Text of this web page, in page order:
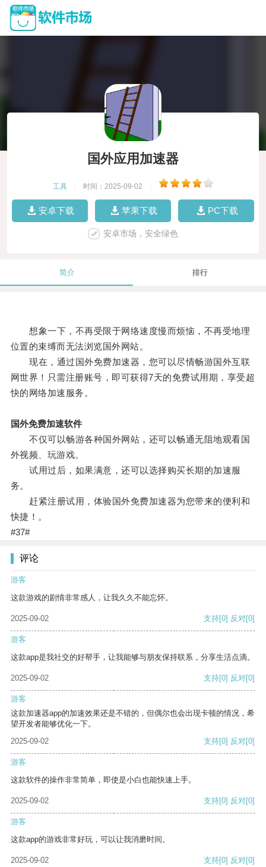
国外应用加速器
工具 时间：2025-09-02
安卓下载 苹果下载 PC下载
安卓市场，安全绿色
简介 排行
想象一下，不再受限于网络速度慢而烦恼，不再受地理
位置的束缚而无法浏览国外网站。
现在，通过国外免费加速器，您可以尽情畅游国外互联
网世界！只需注册账号，即可获得7天的免费试用期，享受超
快的网络加速服务。
国外免费加速软件
不仅可以畅游各种国外网站，还可以畅通无阻地观看国
外视频、玩游戏。
试用过后，如果满意，还可以选择购买长期的加速服
务。
赶紧注册试用，体验国外免费加速器为您带来的便利和
快捷！。
#37#
评论
游客
这款游戏的剧情非常感人，让我久久不能忘怀。
2025-09-02 支持[0] 反对[0]
游客
这款app是我社交的好帮手，让我能够与朋友保持联系，分享生活点滴。
2025-09-02 支持[0] 反对[0]
游客
这款加速器app的加速效果还是不错的，但偶尔也会出现卡顿的情况，希
望开发者能够优化一下。
2025-09-02
支持[0] 反对[0]
游客
这款软件的操作非常简单，即使是小白也能快速上手。
2025-09-02 支持[0] 反对[0]
游客
这款app的游戏非常好玩，可以让我消磨时间。
2025-09-02 支持[0] 反对[0]